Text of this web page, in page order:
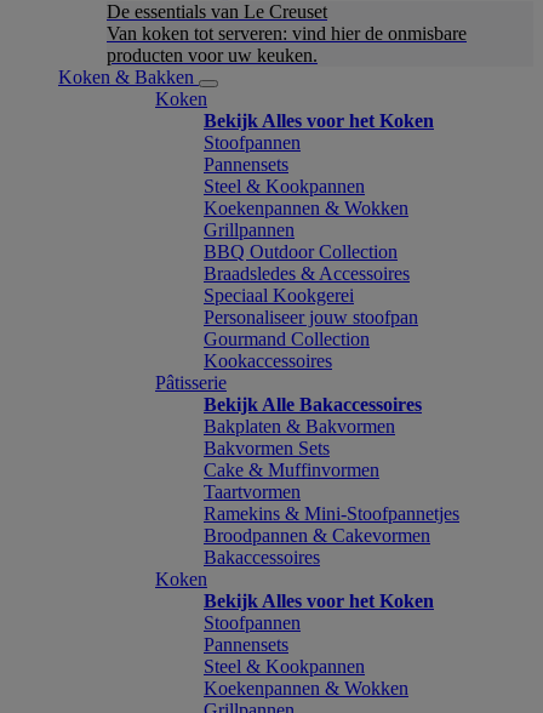
De essentials van Le Creuset
Van koken tot serveren: vind hier de onmisbare
producten voor uw keuken.
Koken & Bakken
Koken
Bekijk Alles voor het Koken
Stoofpannen
Pannensets
Steel & Kookpannen
Koekenpannen & Wokken
Grillpannen
BBQ Outdoor Collection
Braadsledes & Accessoires
Speciaal Kookgerei
Personaliseer jouw stoofpan
Gourmand Collection
Kookaccessoires
Pâtisserie
Bekijk Alle Bakaccessoires
Bakplaten & Bakvormen
Bakvormen Sets
Cake & Muffinvormen
Taartvormen
Ramekins & Mini-Stoofpannetjes
Broodpannen & Cakevormen
Bakaccessoires
Koken
Bekijk Alles voor het Koken
Stoofpannen
Pannensets
Steel & Kookpannen
Koekenpannen & Wokken